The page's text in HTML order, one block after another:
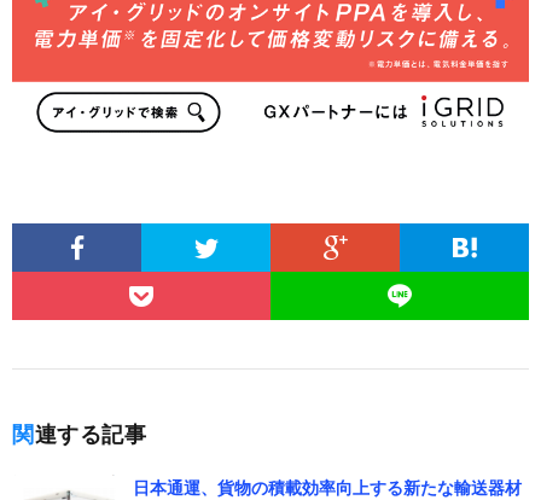
関連する記事
日本通運、貨物の積載効率向上する新たな輸送器材